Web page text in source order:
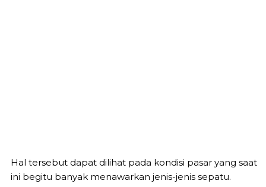
Hal tersebut dapat dilihat pada kondisi pasar yang saat
ini begitu banyak menawarkan jenis-jenis sepatu.